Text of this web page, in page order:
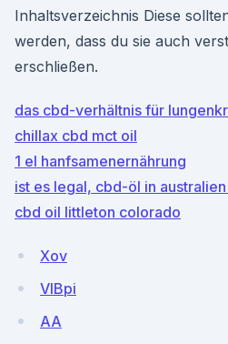
Inhaltsverzeichnis Diese
werden, dass du sie auch
erschließen.
das cbd-verhältnis für
chillax cbd mct oil
1 el hanfsamenernährung
ist es legal, cbd-öl in
cbd oil littleton colorado
Xov
VIBpi
AA